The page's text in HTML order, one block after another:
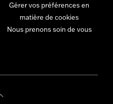
Gérer vos préférences en
matière de cookies
Nous prenons soin de vous